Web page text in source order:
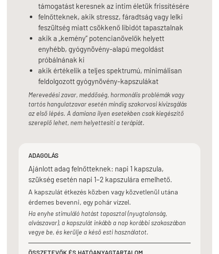
támogatást keresnek az intim életük frissítésére
felnőtteknek, akik stressz, fáradtság vagy lelki
feszültség miatt csökkenő libidót tapasztalnak
akik a „kemény” potencianövelők helyett
enyhébb, gyógynövény-alapú megoldást
próbálnának ki
akik értékelik a teljes spektrumú, minimálisan
feldolgozott gyógynövény-kapszulákat
Merevedési zavar, meddőség, hormonális problémák vagy
tartós hangulatzavar esetén mindig szakorvosi kivizsgálás
az első lépés. A damiana ilyen esetekben csak kiegészítő
szereplő lehet, nem helyettesíti a terápiát.
ADAGOLÁS
Ajánlott adag felnőtteknek: napi 1 kapszula,
szükség esetén napi 1–2 kapszulára emelhető.
A kapszulát étkezés közben vagy közvetlenül utána
érdemes bevenni, egy pohár vízzel.
Ha enyhe stimuláló hatást tapasztal (nyugtalanság,
alvászavar), a kapszulát inkább a nap korábbi szakaszában
vegye be, és kerülje a késő esti használatot.